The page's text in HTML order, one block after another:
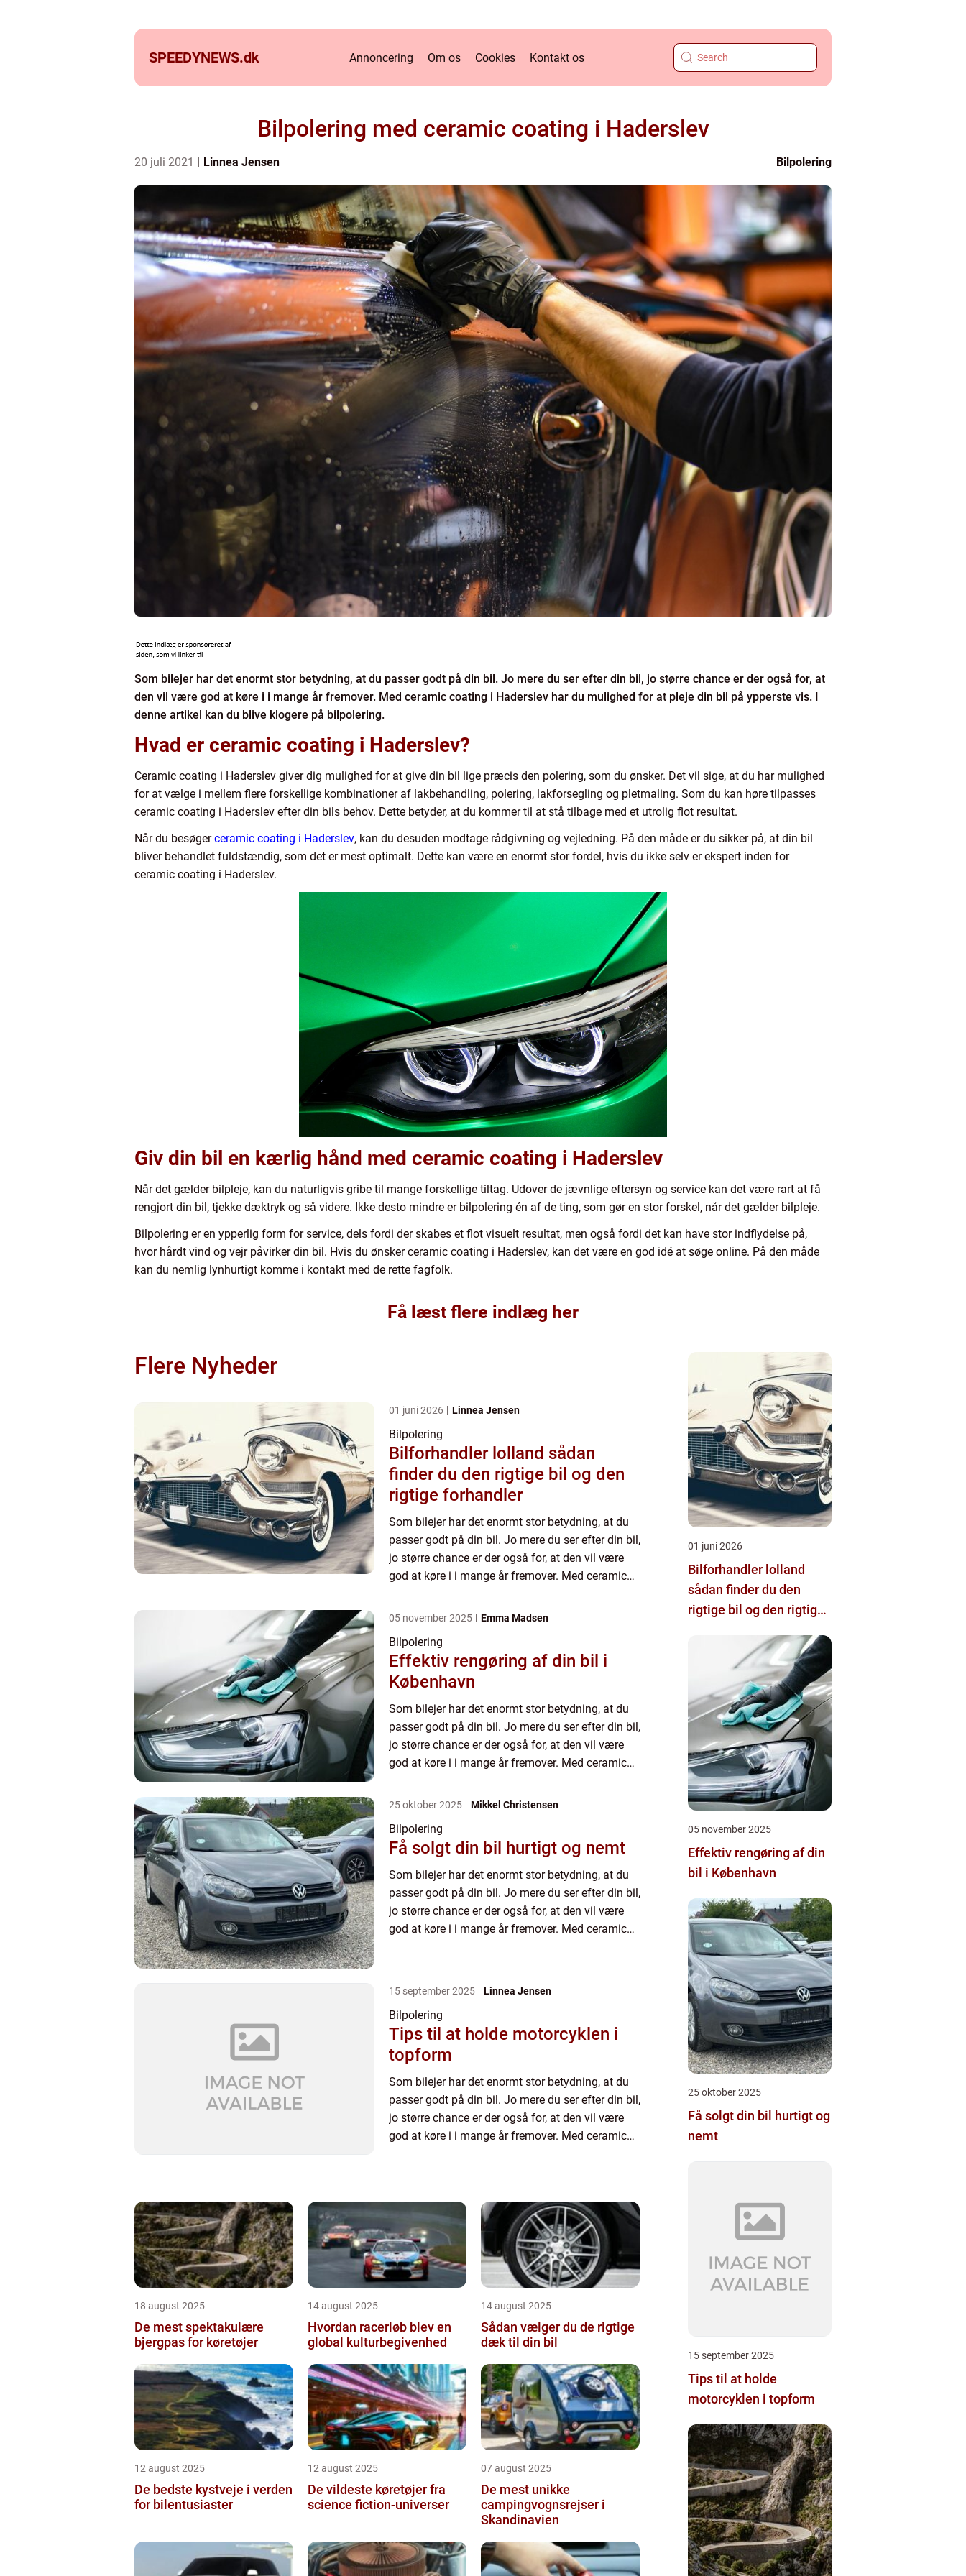
SPEEDYNEWS.dk Annoncering Om os Cookies Kontakt os
Bilpolering med ceramic coating i Haderslev
20 juli 2021 Linnea Jensen Bilpolering
Som bilejer har det enormt stor betydning, at du passer godt på din bil. Jo mere du ser efter din bil, jo større chance er der også for, at
den vil være god at køre i i mange år fremover. Med ceramic coating i Haderslev har du mulighed for at pleje din bil på ypperste vis. I
denne artikel kan du blive klogere på bilpolering.
Hvad er ceramic coating i Haderslev?
Ceramic coating i Haderslev giver dig mulighed for at give din bil lige præcis den polering, som du ønsker. Det vil sige, at du har mulighed
for at vælge i mellem flere forskellige kombinationer af lakbehandling, polering, lakforsegling og pletmaling. Som du kan høre tilpasses
ceramic coating i Haderslev efter din bils behov. Dette betyder, at du kommer til at stå tilbage med et utrolig flot resultat.
Når du besøgerceramic coating i Haderslev, kan du desuden modtage rådgivning og vejledning. På den måde er du sikker på, at din bil
bliver behandlet fuldstændig, som det er mest optimalt. Dette kan være en enormt stor fordel, hvis du ikke selv er ekspert inden for
ceramic coating i Haderslev.
Giv din bil en kærlig hånd med ceramic coating i Haderslev
Når det gælder bilpleje, kan du naturligvis gribe til mange forskellige tiltag. Udover de jævnlige eftersyn og service kan det være rart at få
rengjort din bil, tjekke dæktryk og så videre. Ikke desto mindre er bilpolering én af de ting, som gør en stor forskel, når det gælder bilpleje.
Bilpolering er en ypperlig form for service, dels fordi der skabes et flot visuelt resultat, men også fordi det kan have stor indflydelse på,
hvor hårdt vind og vejr påvirker din bil. Hvis du ønsker ceramic coating i Haderslev, kan det være en god idé at søge online. På den måde
kan du nemlig lynhurtigt komme i kontakt med de rette fagfolk.
Få læst flere indlæg her
Flere Nyheder
01 juni 2026 Linnea Jensen
Bilpolering
Bilforhandler lolland sådan
finder du den rigtige bil og den
rigtige forhandler
Som bilejer har det enormt stor betydning, at du
passer godt på din bil. Jo mere du ser efter din bil,
jo større chance er der også for, at den vil være
god at køre i i mange år fremover. Med ceramic
05 november 2025 Emma Madsen
Bilpolering
Effektiv rengøring af din bil i
København
Som bilejer har det enormt stor betydning, at du
passer godt på din bil. Jo mere du ser efter din bil,
jo større chance er der også for, at den vil være
god at køre i i mange år fremover. Med ceramic
25 oktober 2025 Mikkel Christensen
Bilpolering
Få solgt din bil hurtigt og nemt
Som bilejer har det enormt stor betydning, at du
passer godt på din bil. Jo mere du ser efter din bil,
jo større chance er der også for, at den vil være
god at køre i i mange år fremover. Med ceramic
15 september 2025 Linnea Jensen
Bilpolering
Tips til at holde motorcyklen i
topform
Som bilejer har det enormt stor betydning, at du
passer godt på din bil. Jo mere du ser efter din bil,
jo større chance er der også for, at den vil være
god at køre i i mange år fremover. Med ceramic
18 august 2025
De mest spektakulære
bjergpas for køretøjer
14 august 2025
Hvordan racerløb blev en
global kulturbegivenhed
14 august 2025
Sådan vælger du de rigtige
dæk til din bil
12 august 2025
De bedste kystveje i verden
for bilentusiaster
12 august 2025
De vildeste køretøjer fra
science fiction-universer
07 august 2025
De mest unikke
campingvognsrejser i
Skandinavien
01 juni 2026
Bilforhandler lolland
sådan finder du den
rigtige bil og den rigtige
05 november 2025
Effektiv rengøring af din
bil i København
25 oktober 2025
Få solgt din bil hurtigt og
nemt
15 september 2025
Tips til at holde
motorcyklen i topform